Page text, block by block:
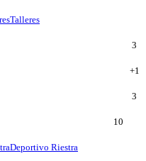
Talleres
3
+1
3
10
Deportivo Riestra